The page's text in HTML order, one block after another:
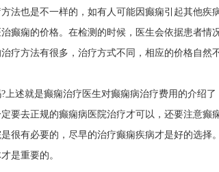
法也是不一样的，如有人可能因癫痫引起其他疾
癫痫的价格。在检测的时候，医生会依据患者情
疗方法有很多，治疗方式不同，相应的价格自然
上述就是癫痫治疗医生对癫痫病治疗费用的介绍
要去正规的癫痫病医院治疗才可以，还要注意癫
很有必要的，尽早的治疗癫痫疾病才是好的选择
是重要的。